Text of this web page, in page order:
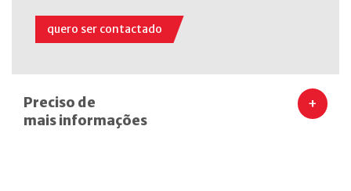
quero ser contactado
Preciso de
mais informações
+